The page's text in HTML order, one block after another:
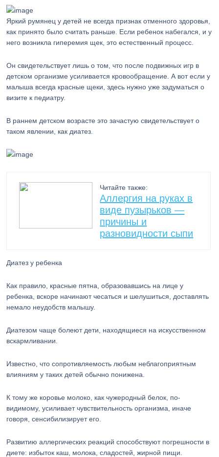
Яркий румянец у детей не всегда признак отменного здоровья,
как принято было считать раньше. Если ребенок набегался, и у
него возникла гиперемия щек, это естественный процесс.
Он свидетельствует лишь о том, что после подвижных игр в
детском организме усиливается кровообращение. А вот если у
малыша всегда красные щеки, здесь нужно уже задуматься о
визите к педиатру.
В раннем детском возрасте это зачастую свидетельствует о
таком явлении, как диатез.
Читайте также:
Аллергия на руках в
виде пузырьков —
причины и
разновидности сыпи
Диатез у ребенка
Как правило, красные пятна, образовавшись на лице у
ребенка, вскоре начинают чесаться и шелушиться, доставлять
немало неудобств малышу.
Диатезом чаще болеют дети, находящиеся на искусственном
вскармливании.
Известно, что сопротивляемость любым неблагоприятным
влияниям у таких детей обычно понижена.
К тому же коровье молоко, как чужеродный белок, по-
видимому, усиливает чувствительность организма, иначе
говоря, сенсибилизирует его.
Развитию аллергических реакций способствуют погрешности в
диете: избыток каш, молока, сладостей, жирной пищи.